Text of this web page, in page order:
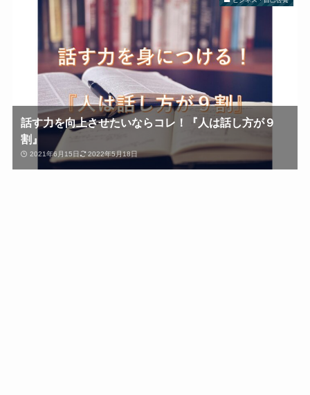
話す力を向上させたいならコレ！『人は話し方が９
割』
2021年6月15日 2022年5月18日